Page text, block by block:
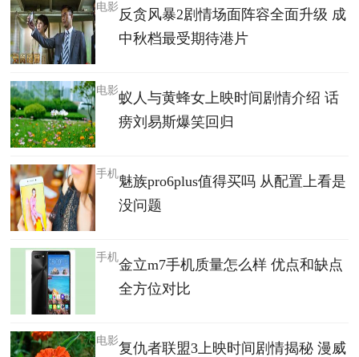
反贪风暴2剧情场面阵容全面升级 成
中秋档最受期待港片
电影
蚁人与黄蜂女上映时间剧情介绍 话
痨刘易斯爆笑回归
电影
魅族pro6plus值得买吗 从配置上看是
没问题
手机
金立m7手机质量怎么样 优点和缺点
全方位对比
手机
复仇者联盟3上映时间剧情揭秘 漫威
电影